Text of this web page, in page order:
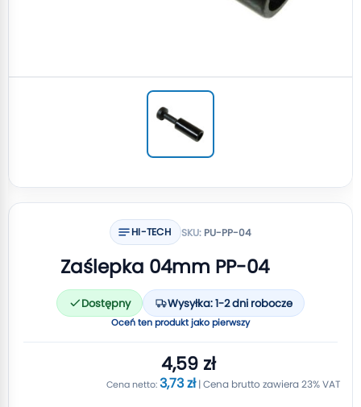
HI-TECH SKU:PU-PP-04
Zaślepka 04mm PP-04
Dostępny Wysyłka: 1-2 dni robocze
Oceń ten produkt jako pierwszy
4,59 zł
3,73 zł